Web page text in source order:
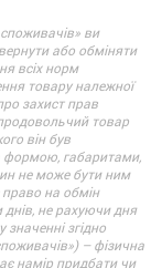
ви
або обміняти
всіх норм
товару належної
захист прав
товар
він був
формою, габаритами,
не може бути ним
на обмін
днів, не рахуючи дня
згідно
– фізична
намір придбати чи